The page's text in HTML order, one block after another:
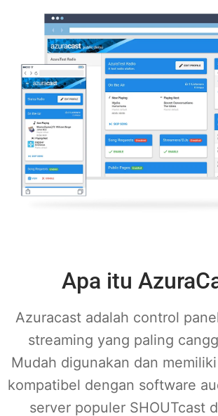
Apa itu
Azuracast adalah control
streaming yang paling
Mudah digunakan dan
kompatibel dengan software
server populer SHOUTcast